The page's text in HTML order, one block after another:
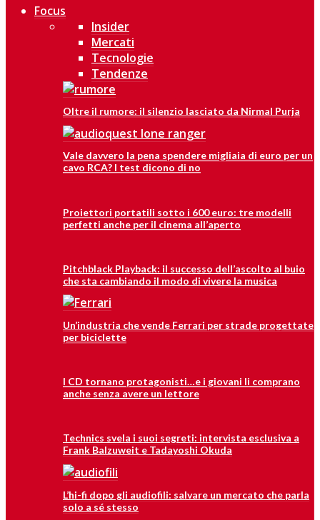
Focus
Insider
Mercati
Tecnologie
Tendenze
Oltre il rumore: il silenzio lasciato da Nirmal Purja
Vale davvero la pena spendere migliaia di euro per un
cavo RCA? I test dicono di no
Proiettori portatili sotto i 600 euro: tre modelli
perfetti anche per il cinema all’aperto
Pitchblack Playback: il successo dell’ascolto al buio
che sta cambiando il modo di vivere la musica
Un’industria che vende Ferrari per strade progettate
per biciclette
I CD tornano protagonisti…e i giovani li comprano
anche senza avere un lettore
Technics svela i suoi segreti: intervista esclusiva a
Frank Balzuweit e Tadayoshi Okuda
L’hi-fi dopo gli audiofili: salvare un mercato che parla
solo a sé stesso